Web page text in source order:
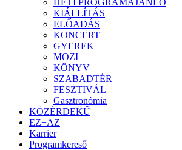
HETI PROGRAMAJÁNLÓ
KIÁLLÍTÁS
ELŐADÁS
KONCERT
GYEREK
MOZI
KÖNYV
SZABADTÉR
FESZTIVÁL
Gasztronómia
KÖZÉRDEKŰ
EZ+AZ
Karrier
Programkereső